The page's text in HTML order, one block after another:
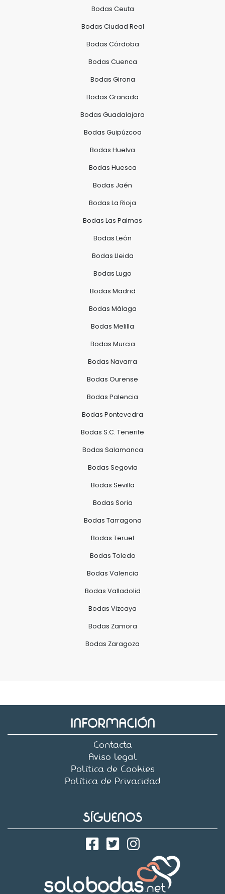
Bodas Ceuta
Bodas Ciudad Real
Bodas Córdoba
Bodas Cuenca
Bodas Girona
Bodas Granada
Bodas Guadalajara
Bodas Guipúzcoa
Bodas Huelva
Bodas Huesca
Bodas Jaén
Bodas La Rioja
Bodas Las Palmas
Bodas León
Bodas Lleida
Bodas Lugo
Bodas Madrid
Bodas Málaga
Bodas Melilla
Bodas Murcia
Bodas Navarra
Bodas Ourense
Bodas Palencia
Bodas Pontevedra
Bodas S.C. Tenerife
Bodas Salamanca
Bodas Segovia
Bodas Sevilla
Bodas Soria
Bodas Tarragona
Bodas Teruel
Bodas Toledo
Bodas Valencia
Bodas Valladolid
Bodas Vizcaya
Bodas Zamora
Bodas Zaragoza
INFORMACIÓN
Contacta
Aviso legal
Política de Cookies
Política de Privacidad
SÍGUENOS